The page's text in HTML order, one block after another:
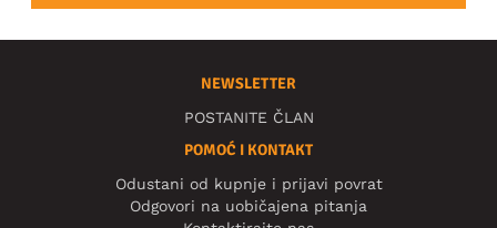
NEWSLETTER
POSTANITE ČLAN
POMOĆ I KONTAKT
Odustani od kupnje i prijavi povrat
Odgovori na uobičajena pitanja